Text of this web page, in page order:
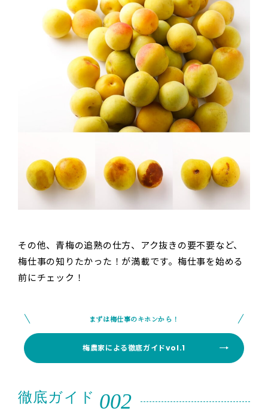
その他、青梅の追熟の仕方、アク抜きの要不要など、
梅仕事の知りたかった！が満載です。梅仕事を始める
前にチェック！
まずは梅仕事のキホンから！
梅農家による徹底ガイドvol.1
徹底ガイド 002